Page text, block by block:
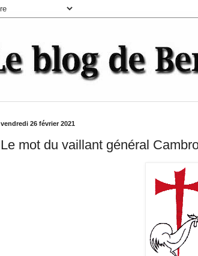
vendredi 26 février 2021
Le mot du vaillant général